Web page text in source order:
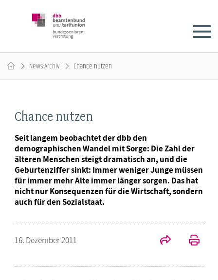
News-Archiv Chance nutzen
Chance nutzen
Seit langem beobachtet der dbb den
demographischen Wandel mit Sorge: Die Zahl der
älteren Menschen steigt dramatisch an, und die
Geburtenziffer sinkt: Immer weniger Junge müssen
für immer mehr Alte immer länger sorgen. Das hat
nicht nur Konsequenzen für die Wirtschaft, sondern
auch für den Sozialstaat.
16. Dezember 2011